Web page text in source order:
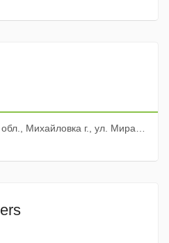
Михайловка г., ул. Мира, 81